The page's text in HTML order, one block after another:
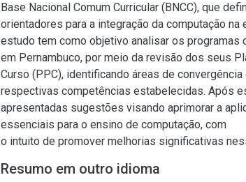
Base Nacional Comum Curricular (BNCC), que
orientadores para a integração da computação na
estudo tem como objetivo analisar os programas
em Pernambuco, por meio da revisão dos seus
Curso (PPC), identificando áreas de convergência
respectivas competências estabelecidas. Após
apresentadas sugestões visando aprimorar a
essenciais para o ensino de computação, com
o intuito de promover melhorias significativas
Resumo em outro idioma